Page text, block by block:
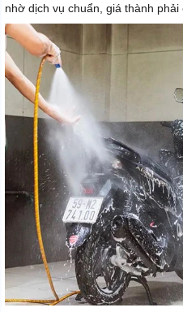
nhờ dịch vụ chuẩn, giá thành phải